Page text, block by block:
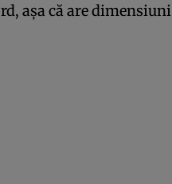
așa că are dimensiuni